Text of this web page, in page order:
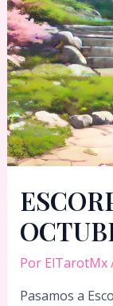
Por ElTarotMx
Pasamos a